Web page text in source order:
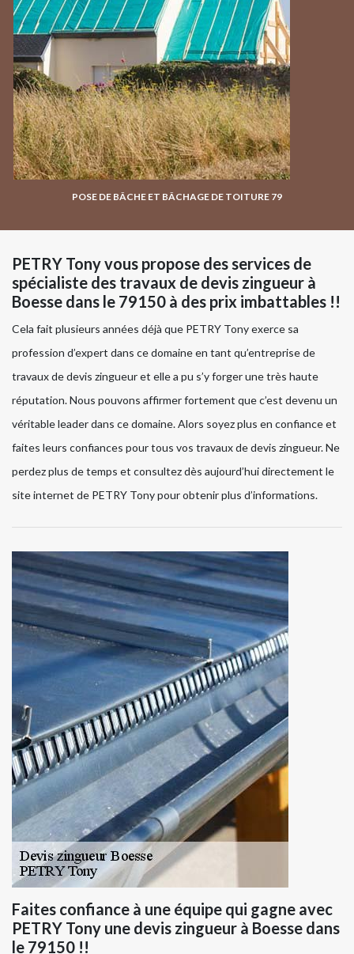
POSE DE BÂCHE ET BÂCHAGE DE TOITURE 79
PETRY Tony vous propose des services de
spécialiste des travaux de devis zingueur à
Boesse dans le 79150 à des prix imbattables !!
Cela fait plusieurs années déjà que PETRY Tony exerce sa
profession d’expert dans ce domaine en tant qu’entreprise de
travaux de devis zingueur et elle a pu s’y forger une très haute
réputation. Nous pouvons affirmer fortement que c’est devenu un
véritable leader dans ce domaine. Alors soyez plus en confiance et
faites leurs confiances pour tous vos travaux de devis zingueur. Ne
perdez plus de temps et consultez dès aujourd’hui directement le
site internet de PETRY Tony pour obtenir plus d’informations.
Faites confiance à une équipe qui gagne avec
PETRY Tony une devis zingueur à Boesse dans
le 79150 !!